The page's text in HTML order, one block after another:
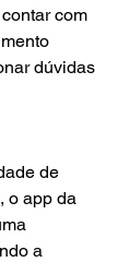
com
dúvidas
de
o app da
a